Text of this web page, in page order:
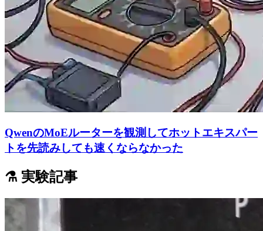
QwenのMoEルーターを観測してホットエキスパー
トを先読みしても速くならなかった
⚗️ 実験記事